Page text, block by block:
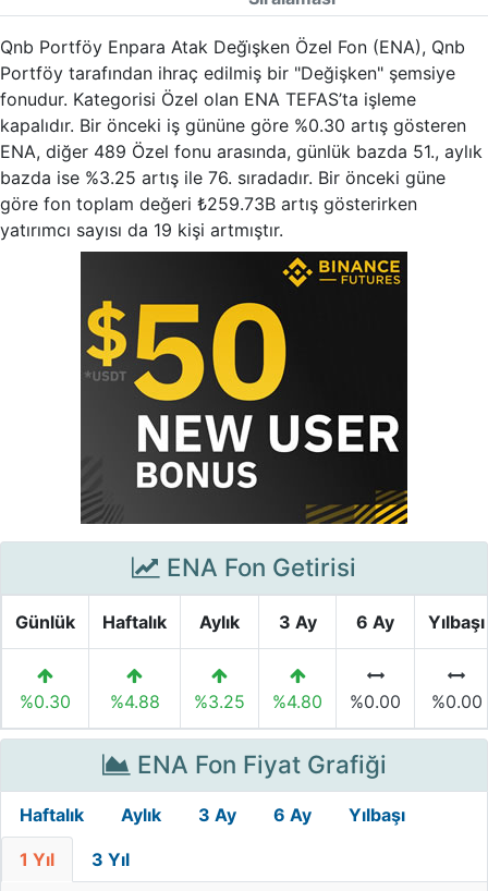
Qnb Portföy Enpara Atak Deği̇şken Özel Fon (ENA), Qnb
Portföy tarafından ihraç edilmiş bir "Değişken" şemsiye
fonudur. Kategorisi Özel olan ENA TEFAS’ta işleme
kapalıdır. Bir önceki iş gününe göre %0.30 artış gösteren
ENA, diğer 489 Özel fonu arasında, günlük bazda 51., aylık
bazda ise %3.25 artış ile 76. sıradadır. Bir önceki güne
göre fon toplam değeri ₺259.73B artış gösterirken
yatırımcı sayısı da 19 kişi artmıştır.
ENA Fon Getirisi
Günlük Haftalık Aylık 3 Ay 6 Ay Yılbaşı
%0.30 %4.88 %3.25 %4.80 %0.00 %0.00
ENA Fon Fiyat Grafiği
Haftalık Aylık 3 Ay 6 Ay Yılbaşı
1 Yıl 3 Yıl